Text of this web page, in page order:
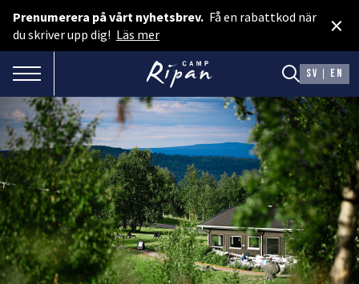
Prenumerera på vårt nyhetsbrev. Få en rabattkod när
du skriver upp dig! Läs mer ×
TOGGLE NAVIGATION SV EN
Boka rum
Spa & Event
Boka camping
Presentkort
BOENDE
Hotellstugor
Faciliteter